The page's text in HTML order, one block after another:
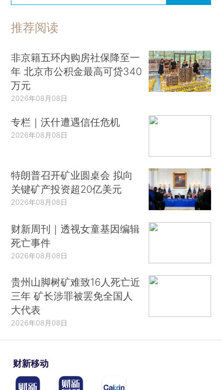
推荐阅读
非京籍五环内购房社保降至一
年 北京市公积金最高可贷340
万元
2026年08月08日
专栏｜沃什遭遇信任危机
2026年08月08日
特朗普召开矿业圆桌会 拟向
关键矿产投资超20亿美元
2026年08月08日
财新周刊｜透视女童基因编辑
死亡事件
2026年08月08日
贵州山脚树矿难致16人死亡近
三年 矿长涉罪被罢免全国人
大代表
2026年08月08日
财新移动